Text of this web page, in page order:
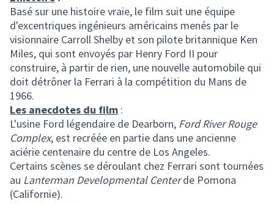
Basé sur une histoire vraie, le film suit une équipe
d'excentriques ingénieurs américains menés par le
visionnaire Carroll Shelby et son pilote britannique Ken
Miles, qui sont envoyés par Henry Ford II pour
construire, à partir de rien, une nouvelle automobile qui
doit détrôner la Ferrari à la compétition du Mans de
1966.
Les anecdotes du film :
L'usine Ford légendaire de Dearborn, Ford River Rouge
Complex, est recréée en partie dans une ancienne
aciérie centenaire du centre de Los Angeles.
Certains scènes se déroulant chez Ferrari sont tournées
au Lanterman Developmental Centerde Pomona
(Californie).